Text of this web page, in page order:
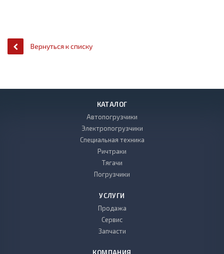
Вернуться к списку
КАТАЛОГ
Автопогрузчики
Электропогрузчики
Специальная техника
Ричтраки
Тягачи
Погрузчики
УСЛУГИ
Продажа
Сервис
Запчасти
КОМПАНИЯ